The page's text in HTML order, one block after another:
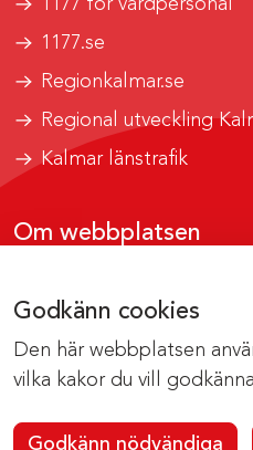
Godkänn cookies
Den här webbplatsen
vilka kakor du vill
Godkänn nödvändiga
1177 för vårdpersonal
1177.se
Regionkalmar.se
Regional utveckling
Kalmar länstrafik
Om webbplatsen
Om cookies
Kontakta